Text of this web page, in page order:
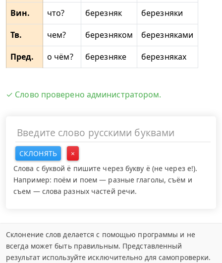
Вин.
что? березняк
березняки
Тв.
чем? березняком
березняками
Пред.
о чём? березняке березняках
✓ Слово проверено администратором.
СКЛОНЯТЬ
×
Слова с буквой ё пишите через букву ё (не через е!).
Например: поём и поем — разные глаголы, съём и
съем — слова разных частей речи.
Склонение слов делается с помощью программы и не
всегда может быть правильным. Представленный
результат используйте исключительно для самопроверки.